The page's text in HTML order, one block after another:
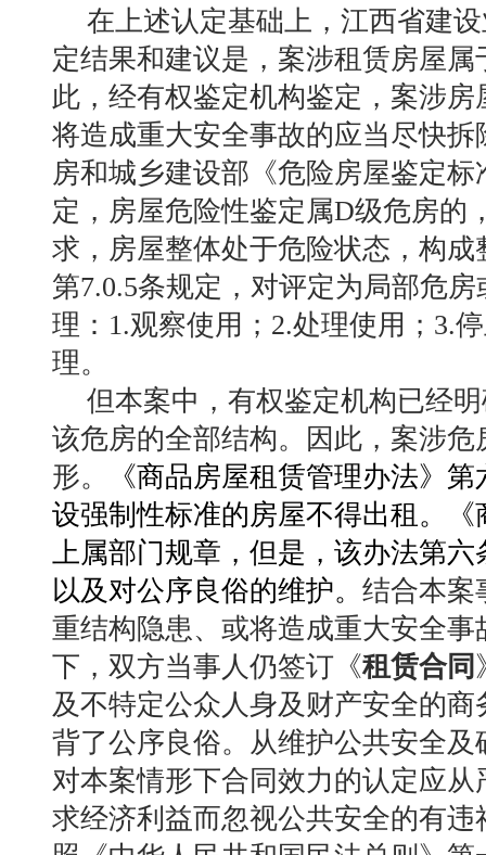
在上述认定基础上，江西省建
定结果和建议是，案涉租赁房屋
此，经有权鉴定机构鉴定，案涉
将造成重大安全事故的应当尽快
房和城乡建设部《危险房屋鉴定标
定，房屋危险性鉴定属D级危房的
求，房屋整体处于危险状态，构
第7.0.5条规定，对评定为局部危
理：1.观察使用；2.处理使用；3.
理。
但本案中，有权鉴定机构已经
该危房的全部结构。因此，案涉
形。
《商品房屋租赁管理办法》
设强制性标准的房屋不得出租。
上属部门规章，但是，该办法第
以及对公序良俗的维护。 结合本案
重结构隐患、或将造成重大安全
下，双方当事人仍签订《租赁合同
及不特定公众人身及财产安全的
背了公序良俗。从维护公共安全
对本案情形下合同效力的认定应
求经济利益而忽视公共安全的有